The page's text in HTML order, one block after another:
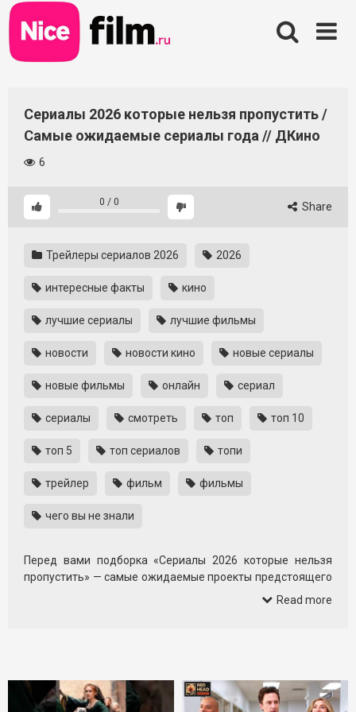
Skip
to
content
Сериалы 2026 которые нельзя пропустить /
Самые ожидаемые сериалы года // ДКино
6
0 / 0 Share
Трейлеры сериалов 2026 2026
интересные факты кино
лучшие сериалы лучшие фильмы
новости новости кино новые сериалы
новые фильмы онлайн сериал
сериалы смотреть топ топ 10
топ 5 топ сериалов топи
трейлер фильм фильмы
чего вы не знали
Перед вами подборка «Сериалы 2026 которые нельзя
пропустить» — самые ожидаемые проекты предстоящего
года, собранные в одном видео на канале ДКино. Здесь
Подборка поможет понять, какие сериалы 2026 года
Read more